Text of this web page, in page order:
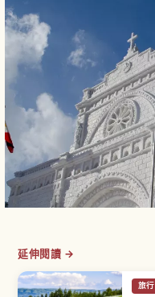
延伸閱讀 →
旅行